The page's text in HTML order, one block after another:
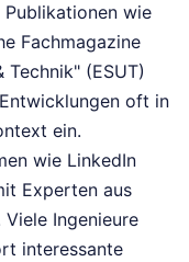
wie
Fachmagazine
(ESUT)
oft in
ein.
wie LinkedIn
Experten aus
Ingenieure
interessante